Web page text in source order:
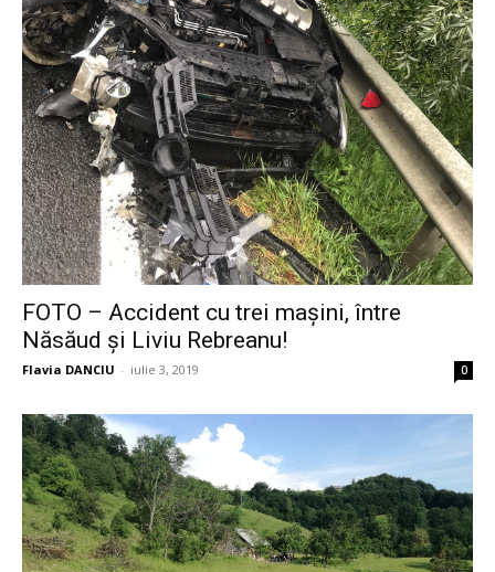
FOTO – Accident cu trei mașini, între
Năsăud și Liviu Rebreanu!
Flavia DANCIU - iulie 3, 2019 0